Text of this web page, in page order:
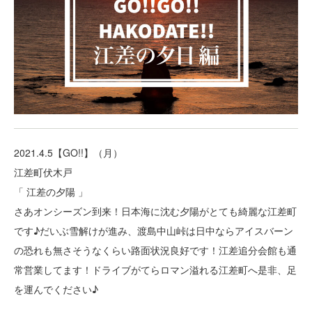
2021.4.5【GO!!】（月）
江差町伏木戸
「 江差の夕陽 」
さあオンシーズン到来！日本海に沈む夕陽がとても綺麗な江差町
です♪だいぶ雪解けが進み、渡島中山峠は日中ならアイスバーン
の恐れも無さそうなくらい路面状況良好です！江差追分会館も通
常営業してます！ドライブがてらロマン溢れる江差町へ是非、足
を運んでください♪